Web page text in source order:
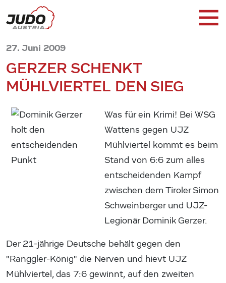
27. Juni 2009
GERZER SCHENKT
MÜHLVIERTEL DEN SIEG
Was für ein Krimi! Bei WSG
Wattens gegen UJZ
Mühlviertel kommt es beim
Stand von 6:6 zum alles
entscheidenden Kampf
zwischen dem Tiroler Simon
Schweinberger und UJZ-
Legionär Dominik Gerzer.
Der 21-jährige Deutsche behält gegen den
"Ranggler-König" die Nerven und hievt UJZ
Mühlviertel, das 7:6 gewinnt, auf den zweiten